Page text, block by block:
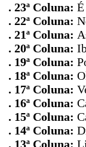
. 23ª Coluna:
. 22ª Coluna:
. 21ª Coluna:
. 20ª Coluna:
. 19ª Coluna:
. 18ª Coluna:
. 17ª Coluna:
. 16ª Coluna:
. 15ª Coluna:
. 14ª Coluna:
. 13ª Coluna: